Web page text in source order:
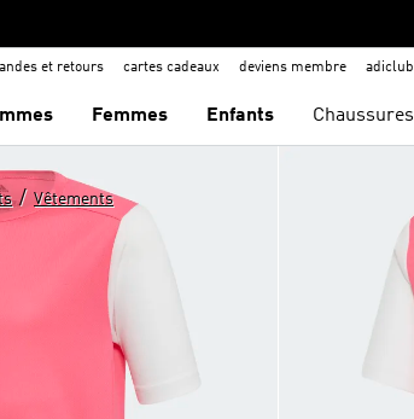
et retours cartes cadeaux deviens membre adiclub
Femmes Enfants Chaussures
/ Vêtements